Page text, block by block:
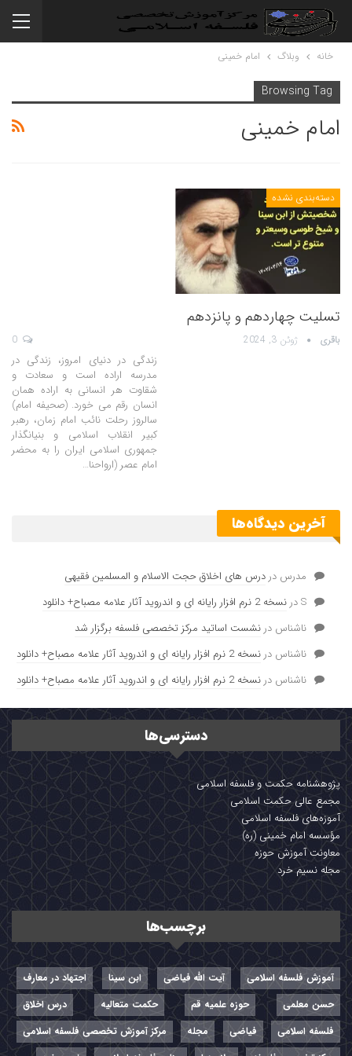
خانه وبلاگ امام خمینی
Browsing Tag
امام خمینی
دسته‌بندی نشده
تسلیت چهاردهم و پانزدهم
باقری ژوئن 3, 2024
زندگی در دنیای امروز، زندگی در
مدرسه اراده است و سعادت و
شقاوت هر انسانی به اراده همان
انسان رقم می خورد. (صحیفه امام)
سالروز رحلت نائب امام زمان، رهبر
کبیر انقلاب اسلامی و بنیانگذار
جمهوری اسلامی ایران را به محضر
امام عصر (ارواحنا…
آخرین دیدگاه‌ها
مدرس در درس های اخلاق حجت الاسلام و المسلمین فقیهی
Sدر نسخه 2 نرم افزار رایانه ای و اندروید آثار علامه مصباح+ دانلود
ناشناس در نشست اساتید مرکز تخصصی فلسفه برگزار شد
ناشناس در نسخه 2 نرم افزار رایانه ای و اندروید آثار علامه مصباح+ دانلود
ناشناس در نسخه 2 نرم افزار رایانه ای و اندروید آثار علامه مصباح+ دانلود
دسترسی‌ها
پژوهشنامه حکمت و فلسفه اسلامی
مجمع عالی حکمت اسلامی
آموزه‌های فلسفه اسلامی
مؤسسه امام خمینی (ره)
معاونت آموزش حوزه
مجله نسیم خرد
برچسب‌ها
آموزش فلسفه اسلامی آیت الله فیاضی ابن سینا
اجتهاد در معارف
حسن معلمی
حوزه علمیه قم حکمت متعالیه
درس اخلاق
فلسفه اسلامی
فیاضی مجله
مرکز آموزش تخصصی فلسفه اسلامی